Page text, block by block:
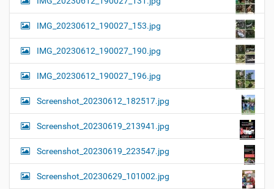
IMG_20230612_190027_153.jpg
IMG_20230612_190027_190.jpg
IMG_20230612_190027_196.jpg
Screenshot_20230612_182517.jpg
Screenshot_20230619_213941.jpg
Screenshot_20230619_223547.jpg
Screenshot_20230629_101002.jpg